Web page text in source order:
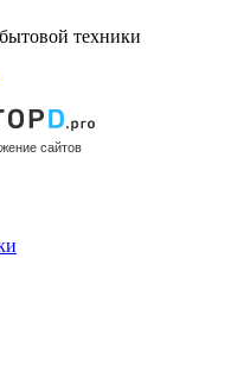
техники
сайтов